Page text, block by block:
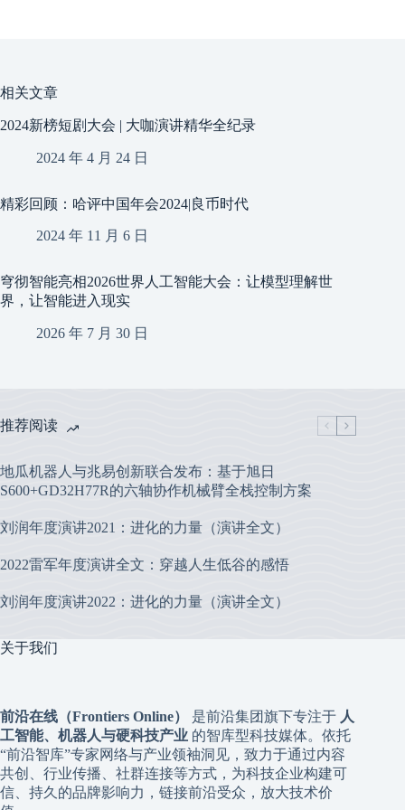
相关文章
2024新榜短剧大会 | 大咖演讲精华全纪录
2024 年 4 月 24 日
精彩回顾：哈评中国年会2024|良币时代
2024 年 11 月 6 日
穹彻智能亮相2026世界人工智能大会：让模型理解世
界，让智能进入现实
2026 年 7 月 30 日
推荐阅读
地瓜机器人与兆易创新联合发布：基于旭日
S600+GD32H77R的六轴协作机械臂全栈控制方案
刘润年度演讲2021：进化的力量（演讲全文）
2022雷军年度演讲全文：穿越人生低谷的感悟
刘润年度演讲2022：进化的力量（演讲全文）
关于我们
前沿在线（Frontiers Online） 是前沿集团旗下专注于 人
工智能、机器人与硬科技产业 的智库型科技媒体。依托
“前沿智库”专家网络与产业领袖洞见，致力于通过内容
共创、行业传播、社群连接等方式，为科技企业构建可
信、持久的品牌影响力，链接前沿受众，放大技术价